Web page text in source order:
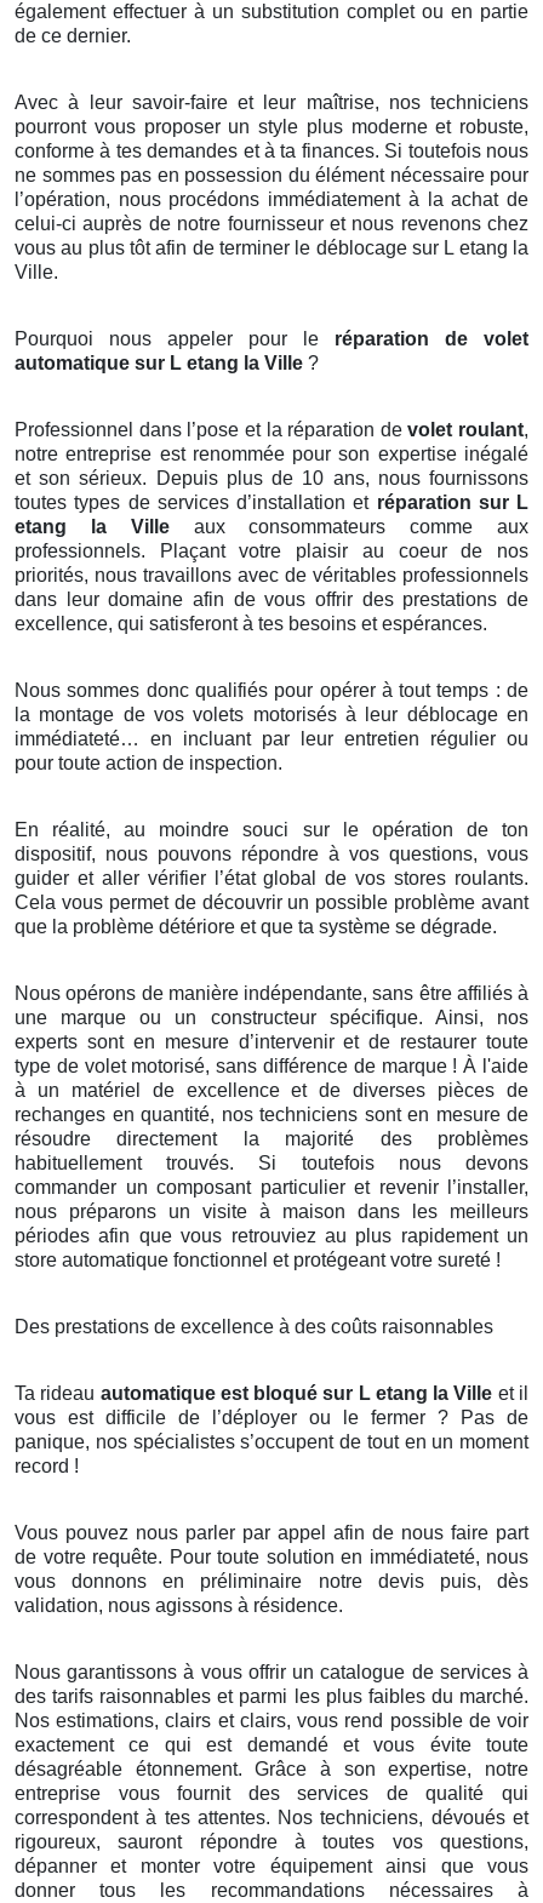
également effectuer à un substitution complet ou en partie
de ce dernier.
Avec à leur savoir-faire et leur maîtrise, nos techniciens
pourront vous proposer un style plus moderne et robuste,
conforme à tes demandes et à ta finances. Si toutefois nous
ne sommes pas en possession du élément nécessaire pour
l’opération, nous procédons immédiatement à la achat de
celui-ci auprès de notre fournisseur et nous revenons chez
vous au plus tôt afin de terminer le déblocage sur L etang la
Ville.
Pourquoi nous appeler pour le réparation de volet
automatique sur L etang la Ville ?
Professionnel dans l’pose et la réparation devolet roulant,
notre entreprise est renommée pour son expertise inégalé
et son sérieux. Depuis plus de 10 ans, nous fournissons
toutes types de services d’installation et réparation sur L
etang la Villeaux consommateurs comme aux
professionnels. Plaçant votre plaisir au coeur de nos
priorités, nous travaillons avec de véritables professionnels
dans leur domaine afin de vous offrir des prestations de
excellence, qui satisferont à tes besoins et espérances.
Nous sommes donc qualifiés pour opérer à tout temps : de
la montage de vos volets motorisés à leur déblocage en
immédiateté… en incluant par leur entretien régulier ou
pour toute action de inspection.
En réalité, au moindre souci sur le opération de ton
dispositif, nous pouvons répondre à vos questions, vous
guider et aller vérifier l’état global de vos stores roulants.
Cela vous permet de découvrir un possible problème avant
que la problème détériore et que ta système se dégrade.
Nous opérons de manière indépendante, sans être affiliés à
une marque ou un constructeur spécifique. Ainsi, nos
experts sont en mesure d’intervenir et de restaurer toute
type de volet motorisé, sans différence de marque ! À l'aide
à un matériel de excellence et de diverses pièces de
rechanges en quantité, nos techniciens sont en mesure de
résoudre directement la majorité des problèmes
habituellement trouvés. Si toutefois nous devons
commander un composant particulier et revenir l’installer,
nous préparons un visite à maison dans les meilleurs
périodes afin que vous retrouviez au plus rapidement un
store automatique fonctionnel et protégeant votre sureté !
Des prestations de excellence à des coûts raisonnables
Ta rideau automatique est bloqué sur L etang la Ville et il
vous est difficile de l’déployer ou le fermer ? Pas de
panique, nos spécialistes s’occupent de tout en un moment
record !
Vous pouvez nous parler par appel afin de nous faire part
de votre requête. Pour toute solution en immédiateté, nous
vous donnons en préliminaire notre devis puis, dès
validation, nous agissons à résidence.
Nous garantissons à vous offrir un catalogue de services à
des tarifs raisonnables et parmi les plus faibles du marché.
Nos estimations, clairs et clairs, vous rend possible de voir
exactement ce qui est demandé et vous évite toute
désagréable étonnement. Grâce à son expertise, notre
entreprise vous fournit des services de qualité qui
correspondent à tes attentes. Nos techniciens, dévoués et
rigoureux, sauront répondre à toutes vos questions,
dépanner et monter votre équipement ainsi que vous
donner tous les recommandations nécessaires à